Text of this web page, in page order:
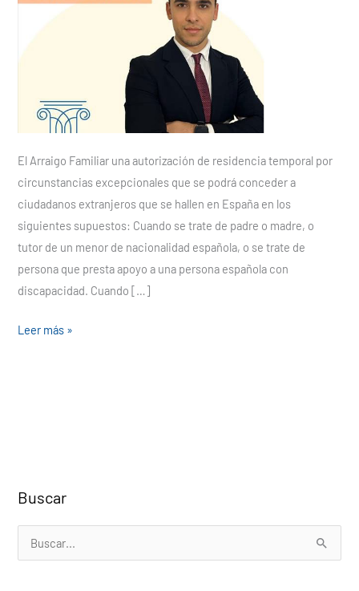
El Arraigo Familiar una autorización de residencia temporal por
circunstancias excepcionales que se podrá conceder a
ciudadanos extranjeros que se hallen en España en los
siguientes supuestos: Cuando se trate de padre o madre, o
tutor de un menor de nacionalidad española, o se trate de
persona que presta apoyo a una persona española con
discapacidad. Cuando […]
Leer más »
Buscar